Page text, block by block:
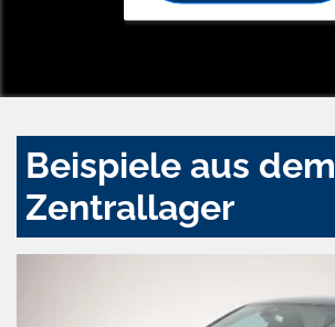
Beispiele aus dem
Zentrallager